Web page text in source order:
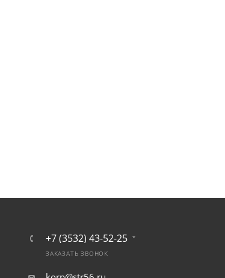
+7 (3532) 43-52-25
ЗАКАЗАТЬ ЗВОНОК